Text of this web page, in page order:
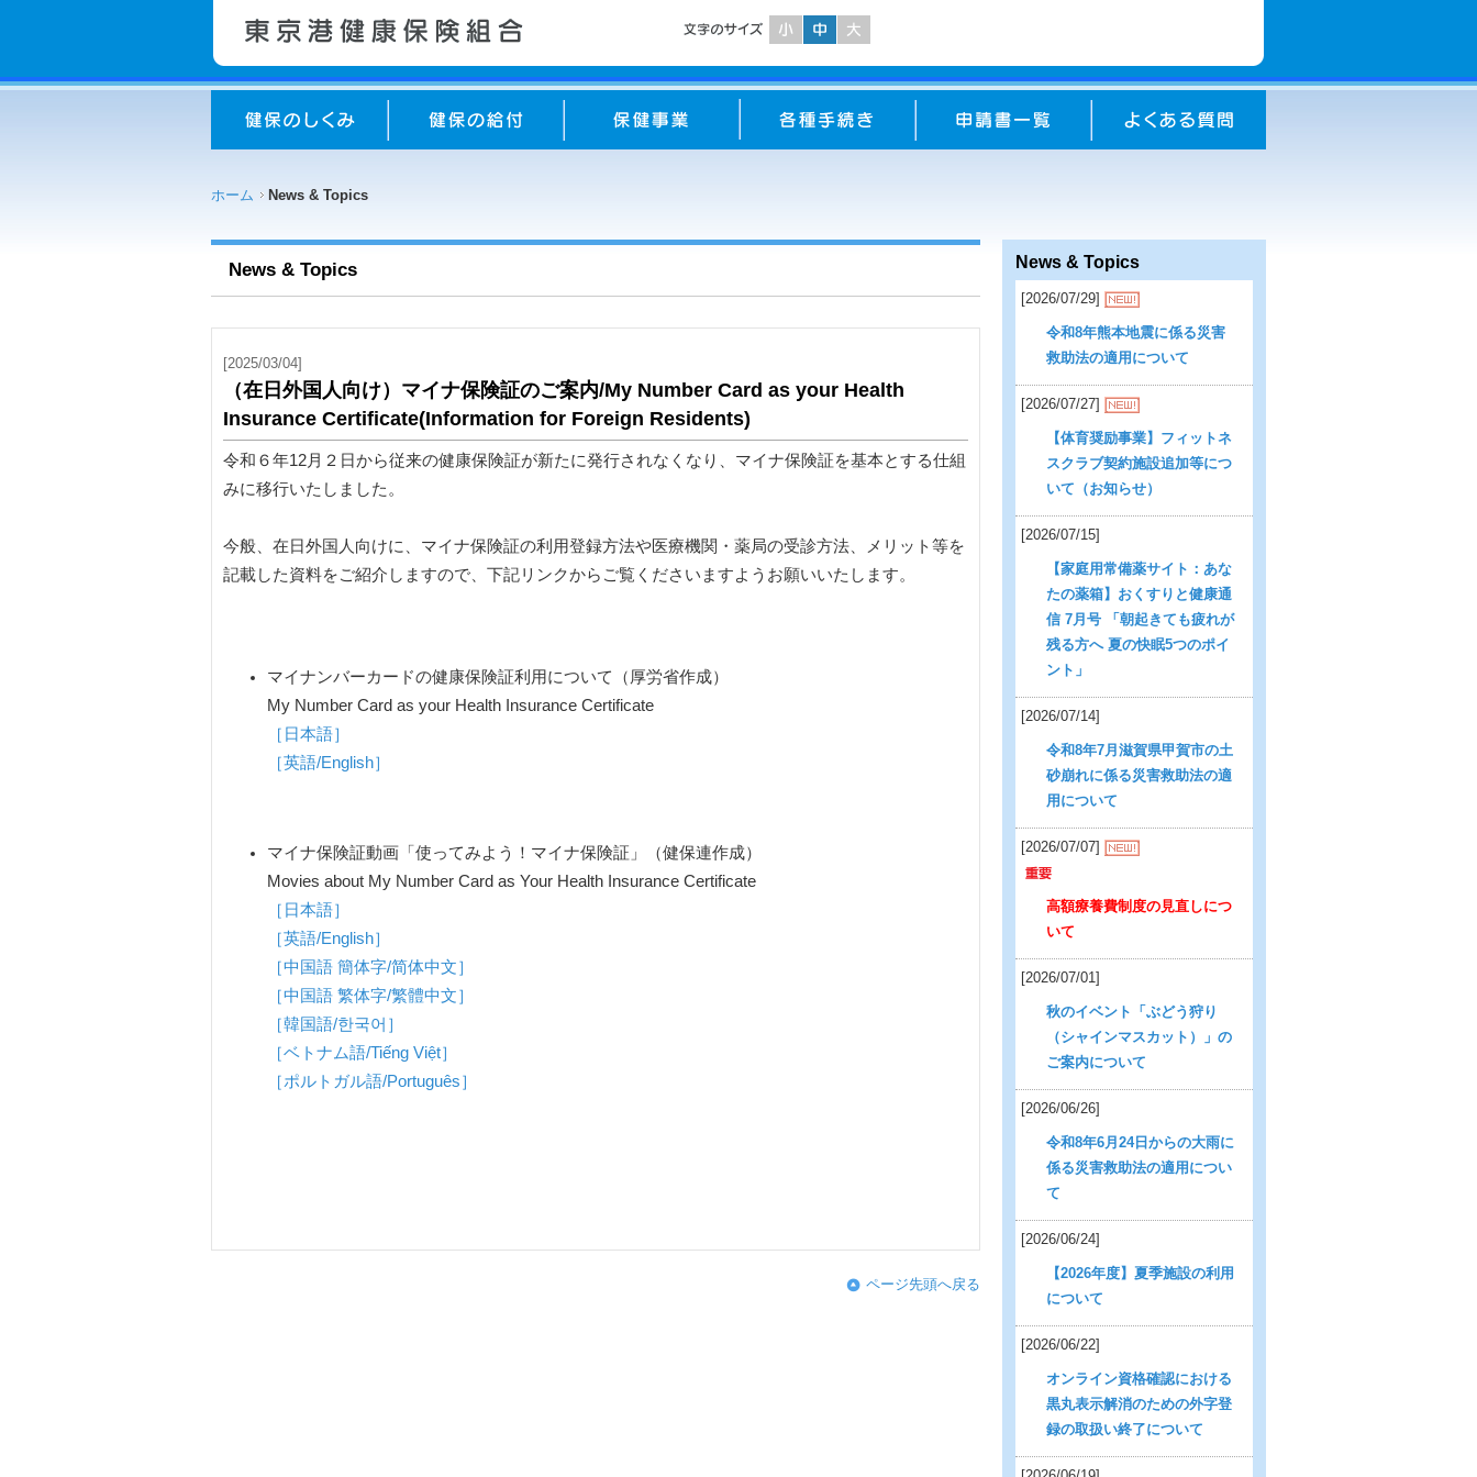
ホーム News & Topics
News & Topics
[2025/03/04]
（在日外国人向け）マイナ保険証のご案内/My Number Card as your Health
Insurance Certificate(Information for Foreign Residents)
令和６年12月２日から従来の健康保険証が新たに発行されなくなり、マイナ保険証を基本とする仕組
みに移行いたしました。
今般、在日外国人向けに、マイナ保険証の利用登録方法や医療機関・薬局の受診方法、メリット等を
記載した資料をご紹介しますので、下記リンクからご覧くださいますようお願いいたします。
マイナンバーカードの健康保険証利用について（厚労省作成）
My Number Card as your Health Insurance Certificate
［日本語］
［英語/English］
マイナ保険証動画「使ってみよう！マイナ保険証」（健保連作成）
Movies about My Number Card as Your Health Insurance Certificate
［日本語］
［英語/English］
［中国語 簡体字/简体中文］
［中国語 繁体字/繁體中文］
［韓国語/한국어］
［ベトナム語/Tiếng Việt］
［ポルトガル語/Português］
ページ先頭へ戻る
News & Topics
[2026/07/29]
令和8年熊本地震に係る災害
救助法の適用について
[2026/07/27]
【体育奨励事業】フィットネ
スクラブ契約施設追加等につ
いて（お知らせ）
[2026/07/15]
【家庭用常備薬サイト：あな
たの薬箱】おくすりと健康通
信 7月号 「朝起きても疲れが
残る方へ 夏の快眠5つのポイ
ント」
[2026/07/14]
令和8年7月滋賀県甲賀市の土
砂崩れに係る災害救助法の適
用について
[2026/07/07]
高額療養費制度の見直しにつ
いて
[2026/07/01]
秋のイベント「ぶどう狩り
（シャインマスカット）」の
ご案内について
[2026/06/26]
令和8年6月24日からの大雨に
係る災害救助法の適用につい
て
[2026/06/24]
【2026年度】夏季施設の利用
について
[2026/06/22]
オンライン資格確認における
黒丸表示解消のための外字登
録の取扱い終了について